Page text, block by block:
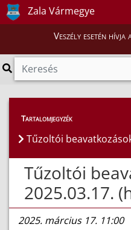
Zala Vármegye
Veszély esetén
Híreink > Hírek
Tartalomjegyzék
Tűzoltói
Tűzoltói
2025.03.17.
2025. március 17. 11:00